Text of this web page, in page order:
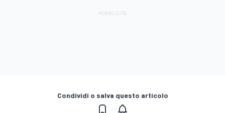
Condividi o salva questo articolo